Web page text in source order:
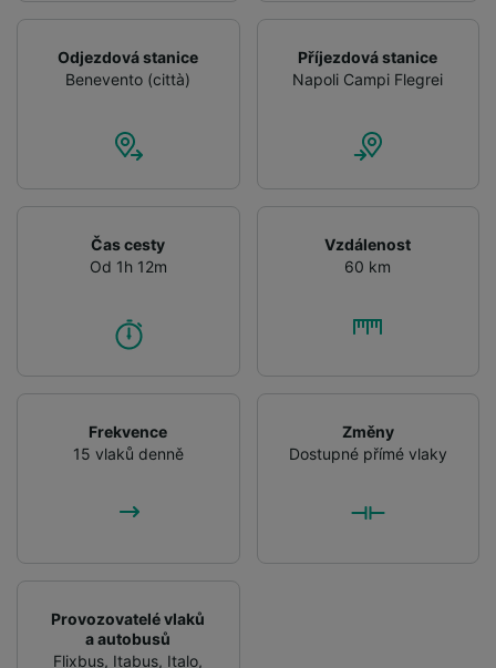
Odjezdová stanice
Benevento (città)
Příjezdová stanice
Napoli Campi Flegrei
Čas cesty
Od 1h 12m
Vzdálenost
60 km
Frekvence
15 vlaků denně
Změny
Dostupné přímé vlaky
Provozovatelé vlaků
a autobusů
Flixbus, Itabus, Italo,